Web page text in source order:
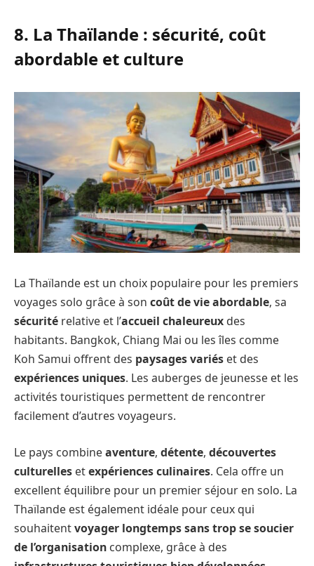
8. La Thaïlande : sécurité, coût
abordable et culture
La Thaïlande est un choix populaire pour les premiers
voyages solo grâce à son coût de vie abordable, sa
sécurité relative et l’accueil chaleureux des
habitants. Bangkok, Chiang Mai ou les îles comme
Koh Samui offrent des paysages variés et des
expériences uniques. Les auberges de jeunesse et les
activités touristiques permettent de rencontrer
facilement d’autres voyageurs.
Le pays combineaventure, détente, découvertes
culturelles etexpériences culinaires. Cela offre un
excellent équilibre pour un premier séjour en solo. La
Thaïlande est également idéale pour ceux qui
souhaitentvoyager longtemps sans trop se soucier
de l’organisation complexe, grâce à des